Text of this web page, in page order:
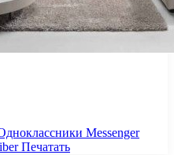
Messenger
Печатать